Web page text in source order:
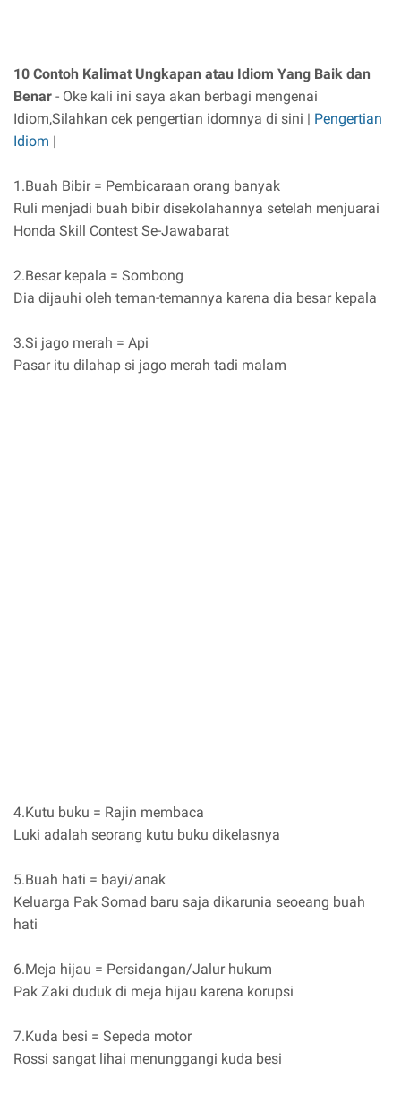
10 Contoh Kalimat Ungkapan atau Idiom Yang Baik dan
Benar - Oke kali ini saya akan berbagi mengenai
Idiom,Silahkan cek pengertian idomnya di sini | Pengertian
Idiom |
1.Buah Bibir = Pembicaraan orang banyak
Ruli menjadi buah bibir disekolahannya setelah menjuarai
Honda Skill Contest Se-Jawabarat
2.Besar kepala = Sombong
Dia dijauhi oleh teman-temannya karena dia besar kepala
3.Si jago merah = Api
Pasar itu dilahap si jago merah tadi malam
4.Kutu buku = Rajin membaca
Luki adalah seorang kutu buku dikelasnya
5.Buah hati = bayi/anak
Keluarga Pak Somad baru saja dikarunia seoeang buah
hati
6.Meja hijau = Persidangan/Jalur hukum
Pak Zaki duduk di meja hijau karena korupsi
7.Kuda besi = Sepeda motor
Rossi sangat lihai menunggangi kuda besi